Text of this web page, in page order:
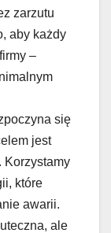
zarzutu
aby każdy
–
się
jest
Korzystamy
które
awarii.
ale